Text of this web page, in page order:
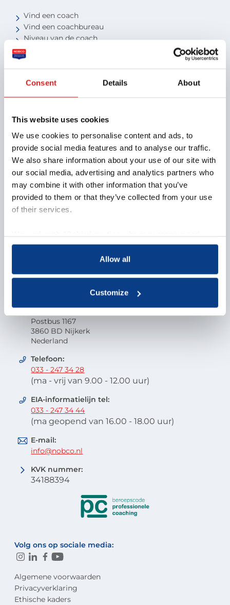
Consent Details About
This website uses cookies
We use cookies to personalise content and ads, to
provide social media features and to analyse our traffic.
We also share information about your use of our site with
our social media, advertising and analytics partners who
may combine it with other information that you’ve
provided to them or that they’ve collected from your use
of their services.
process your information.
Allow all
Customize
Vind een coach
Vind een coachbureau
Niveau van de coach
Voor studenten
Aansluiten als coachbureau
Over NOBCO
Missie en visie
Organisatie
EMCC Global
Beroepscode
Contactgegevens
Postbus 1167
3860 BD Nijkerk
Nederland
Telefoon:
033 - 247 34 28
(ma - vrij van 9.00 - 12.00 uur)
EIA-informatielijn tel:
033 - 247 34 44
(ma geopend van 16.00 - 18.00 uur)
E-mail:
info@nobco.nl
KVK nummer:
34188394
Volg ons op sociale media:
Algemene voorwaarden
Privacyverklaring
Ethische kaders